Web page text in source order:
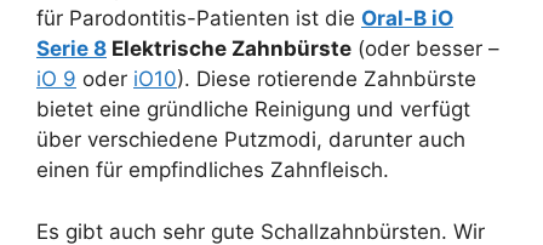
für Parodontitis-Patienten ist die Oral-B iO
Serie 8 Elektrische Zahnbürste (oder besser –
iO 9 oder iO10). Diese rotierende Zahnbürste
bietet eine gründliche Reinigung und verfügt
über verschiedene Putzmodi, darunter auch
einen für empfindliches Zahnfleisch.
Es gibt auch sehr gute Schallzahnbürsten. Wir